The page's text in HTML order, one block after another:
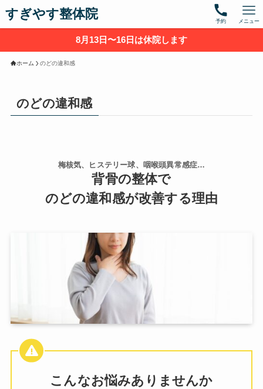
すぎやす整体院 予約 メニュー
8月13日〜16日は休院します
ホーム のどの違和感
のどの違和感
梅核気、ヒステリー球、咽喉頭異常感症…
背骨の整体で
のどの違和感が改善する理由
こんなお悩みありませんか